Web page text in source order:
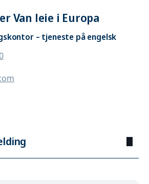
Van leie i Europa
– tjeneste på engelsk